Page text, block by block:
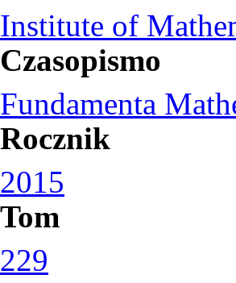
Institute of
Czasopismo
Fundamenta
Rocznik
2015
Tom
229